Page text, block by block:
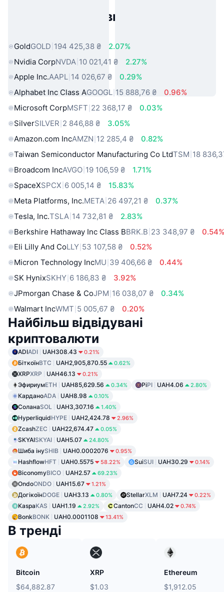
Популярні активи реального
GoldGOLD 194 425,38 ₴
2.07%
Nvidia CorpNVDA 10 021,41 ₴
2.27%
Apple Inc.AAPL 14 026,67 ₴
0.29%
Alphabet Inc Class AGOOGL 15 888,76 ₴
0.96%
Microsoft CorpMSFT 22 368,17 ₴
0.03%
SilverSILVER 2 846,88 ₴
3.05%
Amazon.com IncAMZN 12 285,4 ₴
0.82%
Taiwan Semiconductor Manufacturing Co LtdTSM 18
Broadcom IncAVGO 19 106,59 ₴
1.71%
SpaceXSPCX 6 005,14 ₴
15.83%
Meta Platforms, Inc.META 26 497,21 ₴
0.37%
Tesla, Inc.TSLA 14 732,81 ₴
2.83%
Berkshire Hathaway Inc Class BBRK.B 23 348,97 ₴
Eli Lilly And CoLLY 53 107,58 ₴
0.52%
Micron Technology IncMU 39 406,66 ₴
0.44%
SK HynixSKHY 6 186,83 ₴
3.92%
JPmorgan Chase & CoJPM 16 038,07 ₴
0.34%
Walmart IncWMT 5 005,67 ₴ 0.20%
Найбільш відвідувані
криптовалюти
ADIADI UAH308.43 0.21%
БіткоїнBTC UAH2,905,870.55 0.62%
XRPXRP UAH46.13 0.21%
ЭфириумETH UAH85,629.56 0.34% PiPI UAH4.06 2.80%
КарданоADA UAH8.98 0.10%
СоланаSOL UAH3,307.16 1.40%
HyperliquidHYPE UAH2,424.78 2.96%
ZcashZEC UAH22,674.47 0.05%
SKYAISKYAI UAH5.07 24.80%
Шиба інуSHIB UAH0.0002076 0.95%
HashflowHFT UAH0.5575 58.22% SuiSUI UAH30.29 0.14%
BiconomyBICO UAH2.57 69.23%
OndoONDO UAH15.67 1.21%
ДогікоїнDOGE UAH3.13 0.80% StellarXLM UAH7.24 0.22%
KaspaKAS UAH1.19 2.92% CantonCC UAH4.02 0.74%
BonkBONK UAH0.0001108 13.41%
В тренді
Bitcoin
$64,882.87
XRP
$1.03
Ethereum
$1,912.05